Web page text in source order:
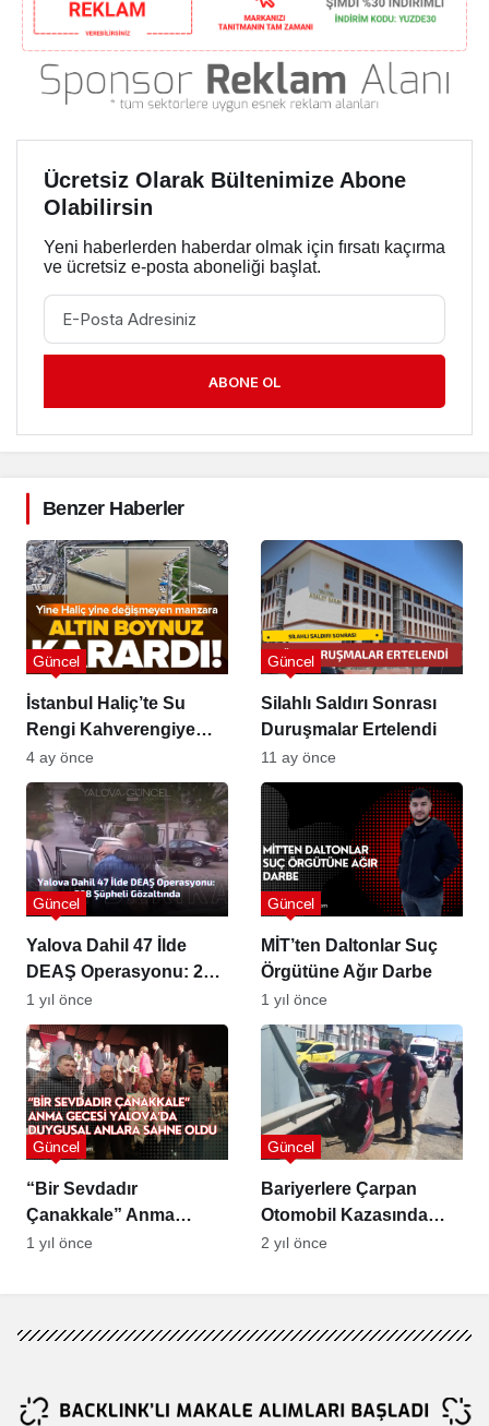
Ücretsiz Olarak Bültenimize Abone
Olabilirsin
Yeni haberlerden haberdar olmak için fırsatı kaçırma
ve ücretsiz e-posta aboneliği başlat.
ABONE OL
Benzer Haberler
İstanbul Haliç’te Su
Rengi Kahverengiye
Döndü, Kıyılarda Yoğun
Çamur Görüldü
Güncel
4 ay önce
Silahlı Saldırı Sonrası
Duruşmalar Ertelendi
Güncel
11 ay önce
Yalova Dahil 47 İlde
DEAŞ Operasyonu: 298
Gözaltı
Güncel
1 yıl önce
MİT’ten Daltonlar Suç
Örgütüne Ağır Darbe
Güncel
1 yıl önce
“Bir Sevdadır
Çanakkale” Anma
Gecesi Yalova’da
Güncel
1 yıl önce
Bariyerlere Çarpan
Otomobil Kazasında
Kadın Sürücü Yaralandı
Güncel
2 yıl önce